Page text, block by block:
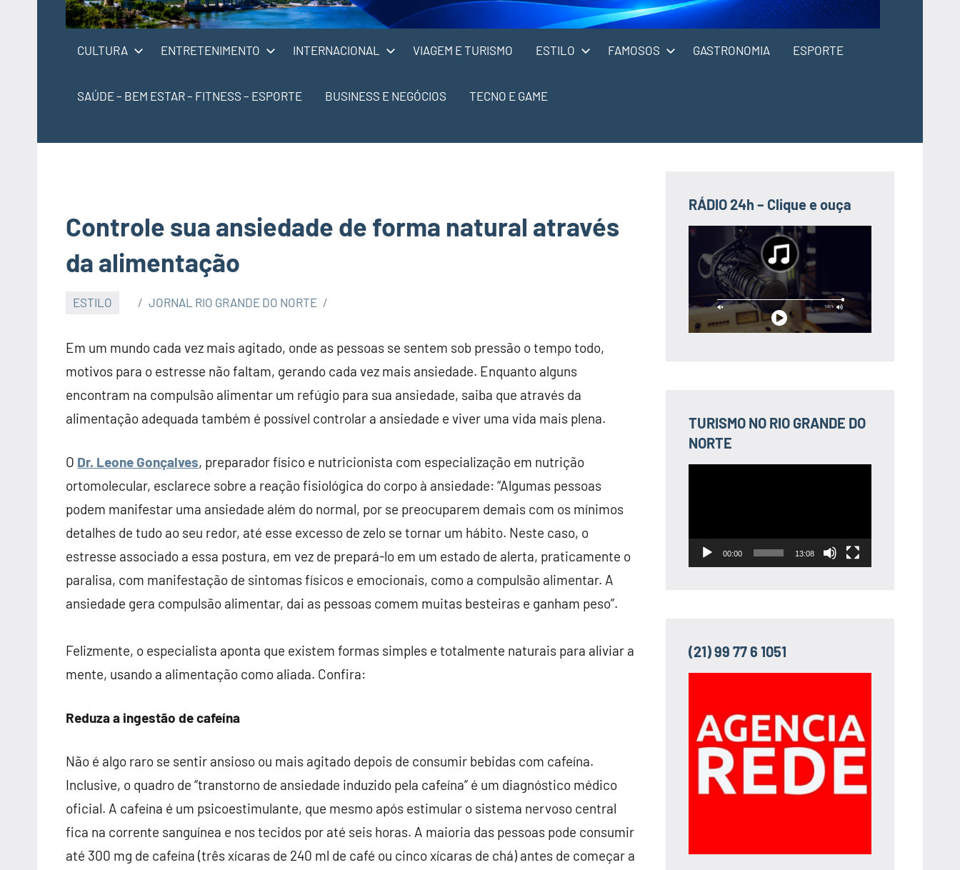
CULTURA ENTRETENIMENTO INTERNACIONAL VIAGEM E TURISMO ESTILO FAMOSOS GASTRONOMIA ESPORTE
SAÚDE – BEM ESTAR – FITNESS – ESPORTE BUSINESS E NEGÓCIOS TECNO E GAME
Controle sua ansiedade de forma natural através
da alimentação
ESTILO JORNAL RIO GRANDE DO NORTE
Em um mundo cada vez mais agitado, onde as pessoas se sentem sob pressão o tempo todo,
motivos para o estresse não faltam, gerando cada vez mais ansiedade. Enquanto alguns
encontram na compulsão alimentar um refúgio para sua ansiedade, saiba que através da
alimentação adequada também é possível controlar a ansiedade e viver uma vida mais plena.
O Dr. Leone Gonçalves, preparador físico e nutricionista com especialização em nutrição
ortomolecular, esclarece sobre a reação fisiológica do corpo à ansiedade: “Algumas pessoas
podem manifestar uma ansiedade além do normal, por se preocuparem demais com os mínimos
detalhes de tudo ao seu redor, até esse excesso de zelo se tornar um hábito. Neste caso, o
estresse associado a essa postura, em vez de prepará-lo em um estado de alerta, praticamente o
paralisa, com manifestação de sintomas físicos e emocionais, como a compulsão alimentar. A
ansiedade gera compulsão alimentar, dai as pessoas comem muitas besteiras e ganham peso”.
Felizmente, o especialista aponta que existem formas simples e totalmente naturais para aliviar a
mente, usando a alimentação como aliada. Confira:
Reduza a ingestão de cafeína
Não é algo raro se sentir ansioso ou mais agitado depois de consumir bebidas com cafeína.
Inclusive, o quadro de “transtorno de ansiedade induzido pela cafeína” é um diagnóstico médico
oficial. A cafeína é um psicoestimulante, que mesmo após estimular o sistema nervoso central
fica na corrente sanguínea e nos tecidos por até seis horas. A maioria das pessoas pode consumir
até 300 mg de cafeína (três xícaras de 240 ml de café ou cinco xícaras de chá) antes de começar a
RÁDIO 24h – Clique e ouça
TURISMO NO RIO GRANDE DO
NORTE
00:00 13:08
(21) 99 77 6 1051